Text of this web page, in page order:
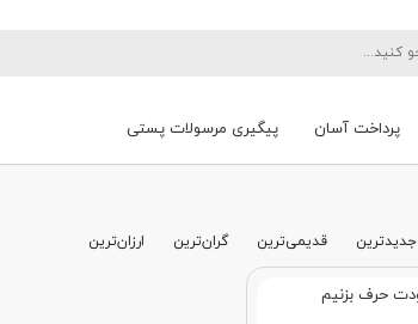
پرداخت آسان پیگیری مرسولات پستی
جدیدترین قدیمی‌ترین گران‌ترین ارزان‌ترین